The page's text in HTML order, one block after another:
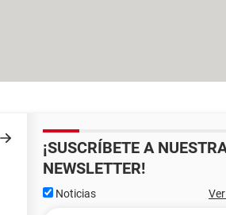
¡SUSCRÍBETE A
NEWSLETTER!
Noticias